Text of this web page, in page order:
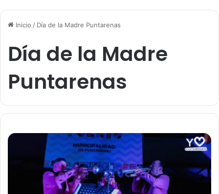
Inicio / Día de la Madre Puntarenas
Día de la Madre
Puntarenas